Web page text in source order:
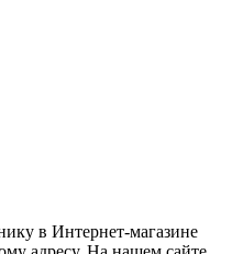
в Интернет-магазине